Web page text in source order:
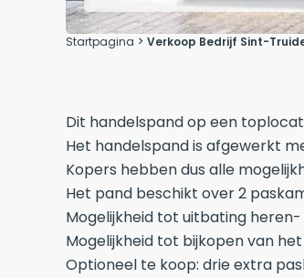
Startpagina Verkoop Bedrijf Sint-
Dit handelspand op een
Het handelspand is afgewerkt
Kopers hebben dus alle
Het pand beschikt over 2
Mogelijkheid tot uitbating
Mogelijkheid tot bijkopen van
Optioneel te koop: drie extra